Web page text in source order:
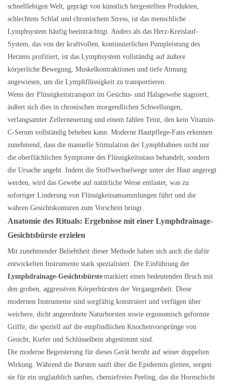
schnelllebigen Welt, geprägt von künstlich hergestellten Produkten,
schlechtem Schlaf und chronischem Stress, ist das menschliche
Lymphsystem häufig beeinträchtigt. Anders als das Herz-Kreislauf-
System, das von der kraftvollen, kontinuierlichen Pumpleistung des
Herzens profitiert, ist das Lymphsystem vollständig auf äußere
körperliche Bewegung, Muskelkontraktionen und tiefe Atmung
angewiesen, um die Lymphflüssigkeit zu transportieren.
Wenn der Flüssigkeitstransport im Gesichts- und Halsgewebe stagniert,
äußert sich dies in chronischen morgendlichen Schwellungen,
verlangsamter Zellerneuerung und einem fahlen Teint, den kein Vitamin-
C-Serum vollständig beheben kann. Moderne Hautpflege-Fans erkennen
zunehmend, dass die manuelle Stimulation der Lymphbahnen nicht nur
die oberflächlichen Symptome des Flüssigkeitsstaus behandelt, sondern
die Ursache angeht. Indem die Stoffwechselwege unter der Haut angeregt
werden, wird das Gewebe auf natürliche Weise entlastet, was zu
sofortiger Linderung von Flüssigkeitsansammlungen führt und die
wahren Gesichtskonturen zum Vorschein bringt.
Anatomie des Rituals: Ergebnisse mit einer Lymphdrainage-
Gesichtsbürste erzielen
Mit zunehmender Beliebtheit dieser Methode haben sich auch die dafür
entwickelten Instrumente stark spezialisiert. Die Einführung der
Lymphdrainage-Gesichtsbürste markiert einen bedeutenden Bruch mit
den groben, aggressiven Körperbürsten der Vergangenheit. Diese
modernen Instrumente sind sorgfältig konstruiert und verfügen über
weichere, dicht angeordnete Naturborsten sowie ergonomisch geformte
Griffe, die speziell auf die empfindlichen Knochenvorsprünge von
Gesicht, Kiefer und Schlüsselbein abgestimmt sind.
Die moderne Begeisterung für dieses Gerät beruht auf seiner doppelten
Wirkung. Während die Borsten sanft über die Epidermis gleiten, sorgen
sie für ein unglaublich sanftes, chemiefreies Peeling, das die Hornschicht